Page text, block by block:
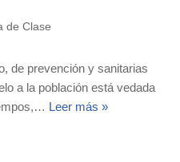
de Clase
de prevención y sanitarias
a la población está vedada
Leer más »